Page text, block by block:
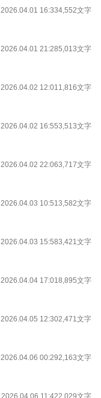
2026.04.01 16:334,552文字
2026.04.01 21:285,013文字
2026.04.02 12:011,816文字
2026.04.02 16:553,513文字
2026.04.02 22:063,717文字
2026.04.03 10:513,582文字
2026.04.03 15:583,421文字
2026.04.04 17:018,895文字
2026.04.05 12:302,471文字
2026.04.06 00:292,163文字
2026.04.06 11:422,029文字